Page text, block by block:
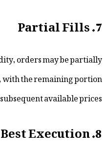
liquidity, orders
price, with the
filled at subsequent